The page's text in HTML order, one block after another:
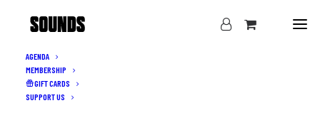
AGENDA
MEMBERSHIP
GIFT CARDS
SUPPORT US